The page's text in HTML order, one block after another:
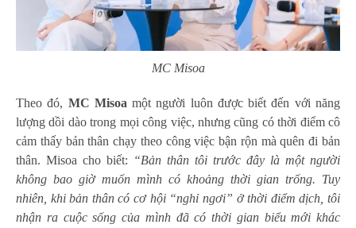
MC Misoa
Theo đó, MC Misoamột người luôn được biết đến với năng
lượng dồi dào trong mọi công việc, nhưng cũng có thời điểm cô
cảm thấy bản thân chạy theo công việc bận rộn mà quên đi bản
thân. Misoa cho biết: “Bản thân tôi trước đây là một người
không bao giờ muốn mình có khoảng thời gian trống. Tuy
nhiên, khi bản thân có cơ hội “nghỉ ngơi” ở thời điểm dịch, tôi
nhận ra cuộc sống của mình đã có thời gian biểu mới khác